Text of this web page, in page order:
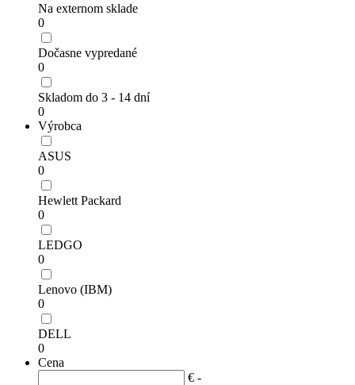
Na externom sklade
0
Dočasne vypredané
0
Skladom do 3 - 14 dní
0
Výrobca
ASUS
0
Hewlett Packard
0
LEDGO
0
Lenovo (IBM)
0
DELL
0
Cena
€ -